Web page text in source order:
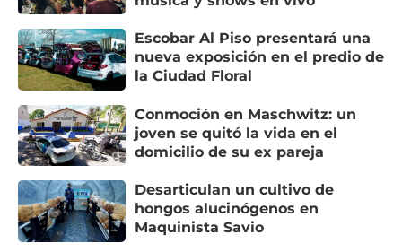
Escobar Al Piso presentará una
nueva exposición en el predio de
la Ciudad Floral
Conmoción en Maschwitz: un
joven se quitó la vida en el
domicilio de su ex pareja
Desarticulan un cultivo de
hongos alucinógenos en
Maquinista Savio